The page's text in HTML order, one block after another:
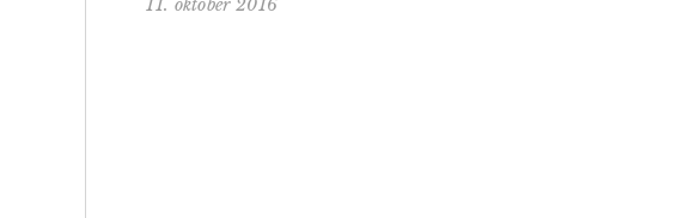
11. oktober 2016